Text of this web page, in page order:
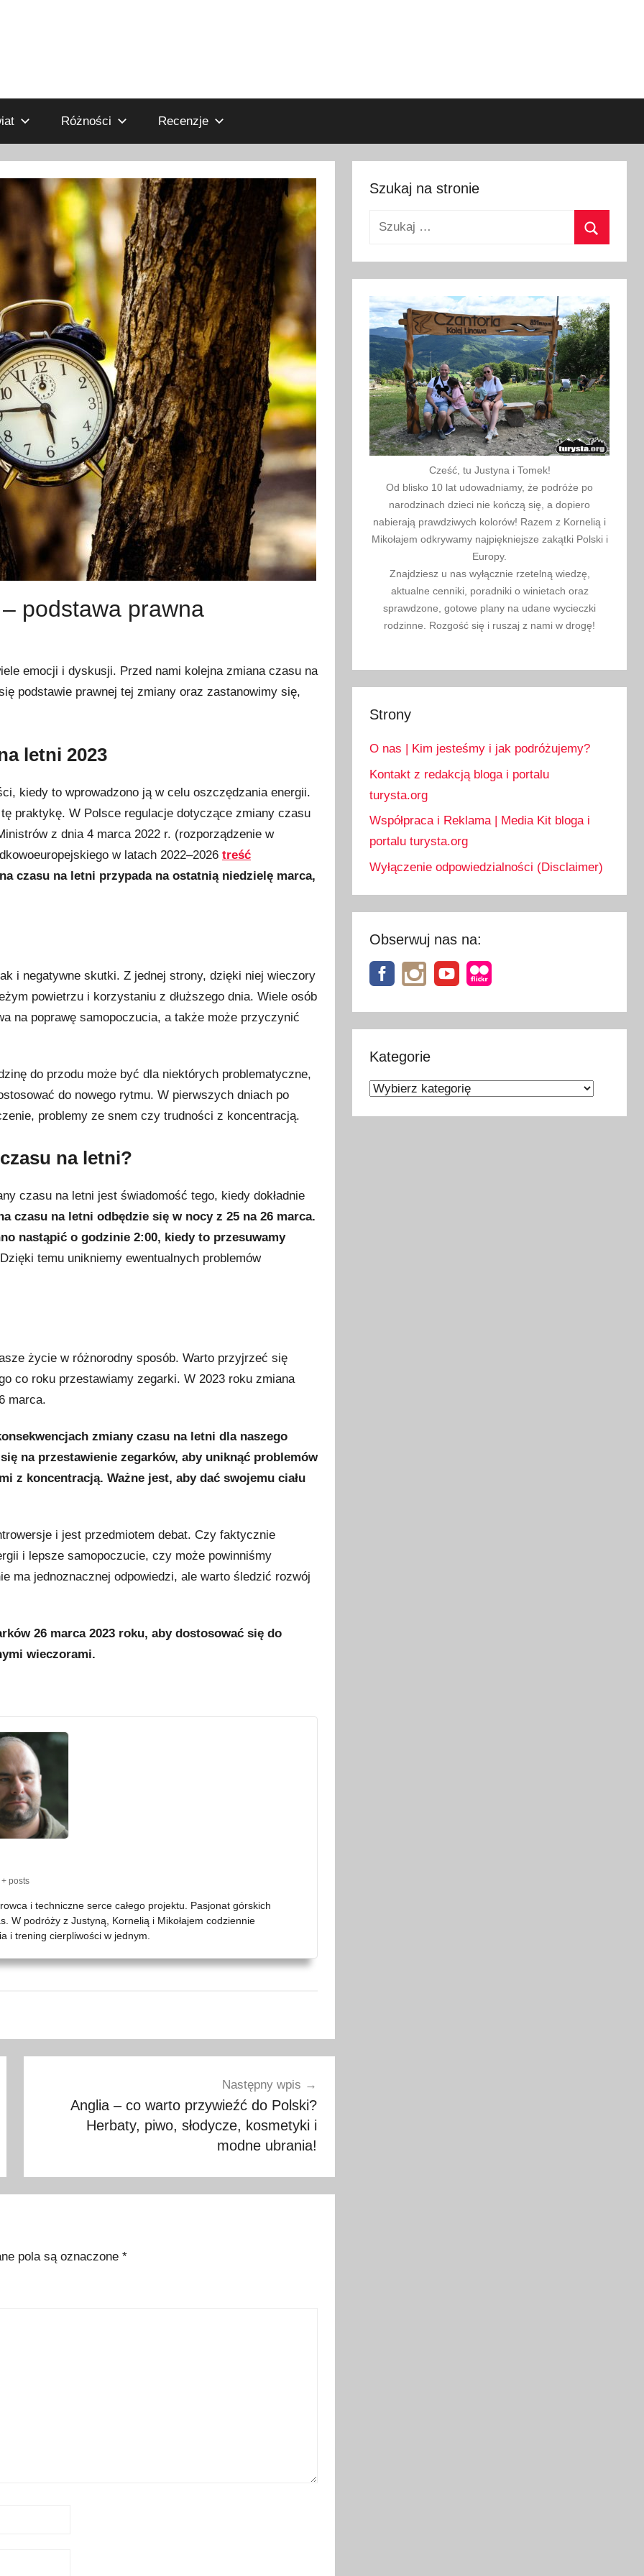
Różności Recenzje
podstawa prawna
emocji i dyskusji. Przed nami kolejna zmiana czasu na
podstawie prawnej tej zmiany oraz zastanowimy się,
letni 2023
kiedy to wprowadzono ją w celu oszczędzania energii.
praktykę. W Polsce regulacje dotyczące zmiany czasu
z dnia 4 marca 2022 r. (rozporządzenie w
w latach 2022–2026 treść
czasu na letni przypada na ostatnią niedzielę marca,
i negatywne skutki. Z jednej strony, dzięki niej wieczory
powietrzu i korzystaniu z dłuższego dnia. Wiele osób
na poprawę samopoczucia, a także może przyczynić
do przodu może być dla niektórych problematyczne,
do nowego rytmu. W pierwszych dniach po
problemy ze snem czy trudności z koncentracją.
na letni?
czasu na letni jest świadomość tego, kiedy dokładnie
czasu na letni odbędzie się w nocy z 25 na 26 marca.
nastąpić o godzinie 2:00, kiedy to przesuwamy
Dzięki temu unikniemy ewentualnych problemów
życie w różnorodny sposób. Warto przyjrzeć się
co roku przestawiamy zegarki. W 2023 roku zmiana
marca.
zmiany czasu na letni dla naszego
na przestawienie zegarków, aby uniknąć problemów
z koncentracją. Ważne jest, aby dać swojemu ciału
i jest przedmiotem debat. Czy faktycznie
i lepsze samopoczucie, czy może powinniśmy
ma jednoznacznej odpowiedzi, ale warto śledzić rozwój
26 marca 2023 roku, aby dostosować się do
wieczorami.
+ posts
i techniczne serce całego projektu. Pasjonat górskich
W podróży z Justyną, Kornelią i Mikołajem codziennie
i trening cierpliwości w jednym.
Następny wpis
Anglia – co warto przywieźć do Polski?
Herbaty, piwo, słodycze, kosmetyki i
modne ubrania!
pola są oznaczone *
Szukaj na stronie
Szukaj:
Cześć, tu Justyna i Tomek!
Od blisko 10 lat udowadniamy, że podróże po
narodzinach dzieci nie kończą się, a dopiero
nabierają prawdziwych kolorów! Razem z Kornelią i
Mikołajem odkrywamy najpiękniejsze zakątki Polski i
Europy.
Znajdziesz u nas wyłącznie rzetelną wiedzę,
aktualne cenniki, poradniki o winietach oraz
sprawdzone, gotowe plany na udane wycieczki
rodzinne. Rozgość się i ruszaj z nami w drogę!
Strony
O nas | Kim jesteśmy i jak podróżujemy?
Kontakt z redakcją bloga i portalu
turysta.org
Współpraca i Reklama | Media Kit bloga i
portalu turysta.org
Wyłączenie odpowiedzialności (Disclaimer)
Obserwuj nas na:
Kategorie
Kategorie